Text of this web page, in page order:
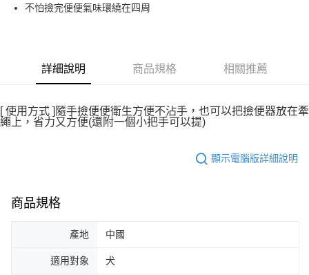
２．訂單成立數日內，您將收到繳費通知簡訊。
後付繳納相關費用。
※ 交易是否成功請以「AFTEE先享後付 」之結帳頁面顯示為準，若有關於
客戶支援中心」https://netprotections.freshdesk.com/support/home
易，需依本服務之必要範圍內提供個人資料，並將交易相關給付款項請求債
３．未成年的使用者請事先徵得法定代理人或監護人之同意方可使用
時審查核予不同之上限額度；若仍有額度不足之情形，本公司將視審查結果
請求用戶進行身份認證。
每筆NT$80，滿NT$2,000(含以上)免運費
付款後7-11取貨
一般宅配
不怕撿完便便氣味環繞在四周
詳細說明 商品規格 相關推薦
[ 使用方式 ]隨手撿便便衛生方便不沾手，也可以把撿便器放在牽
繩上，省力又方便(還附一個小把手可以提)
顯示電腦版詳細說明
商品規格
產地 中國
適用對象 犬